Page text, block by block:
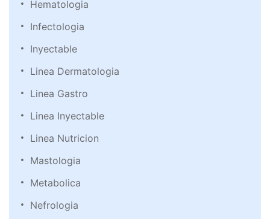
Hematologia
Infectologia
Inyectable
Linea Dermatologia
Linea Gastro
Linea Inyectable
Linea Nutricion
Mastologia
Metabolica
Nefrologia